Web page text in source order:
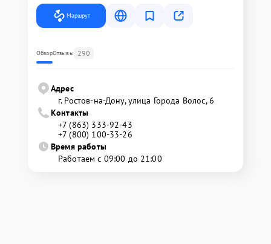
Маршрут
ОбзорОтзывы 290
Адрес
г. Ростов-на-Дону, улица Города Волос, 6
Контакты
+7 (863) 333-92-43
+7 (800) 100-33-26
Время работы
Работаем с 09:00 до 21:00